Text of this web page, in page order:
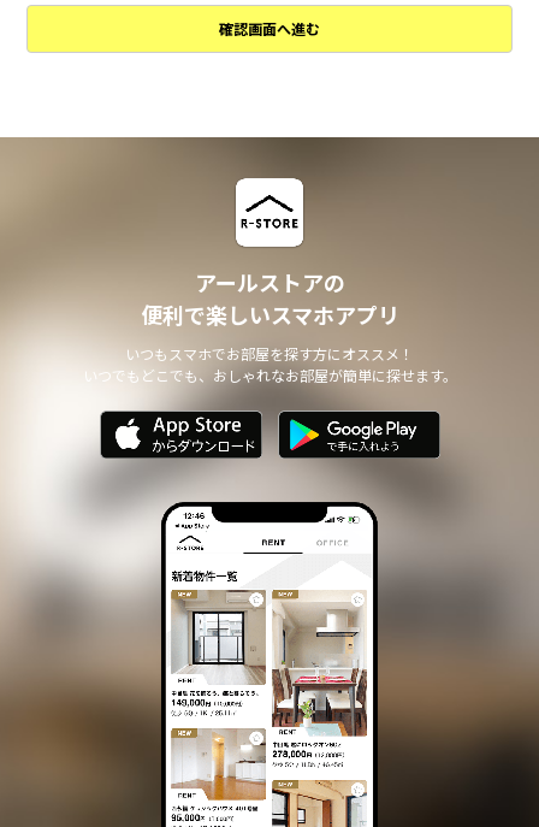
以下に定めのない目的で個人情報を利用する場合、あらかじめご本
からのご連絡の対応
不動産会社との業務における対応
・ 本サイトからのメールマガジンの送信、その他の対応
・ その他、本サイトの不動産物件情報サービスの提供のために必
個人情報の安全管理について
本サイトは、取り扱う個人情報の漏洩、滅失またはき損の防止その
他の個人情報の安全管理のために必要かつ適切な措置を講じます。
個人情報の委託について
する場合は、当該第三者について厳正な調査を行い、 取り扱いを
委託された個人情報の安全管理が図られるよう当該第三者に対する
また、コンサルティング、プライバシーマーク申請、ISMS申請業務
におきまして第三者と共同して業務を遂行する場合に 個人情報の
取り扱いを委託する場合 があります。
個人情報の第三者提供について
本サイトは、個人情報保護法等の法令に定めのある場合を除き、
個人情報をあらかじめご本人の同意を得ることなく、第三者に提供
個人情報の開示・訂正等について
本サイトは、ご本人から自己の個人情報についての開示の請求があ
る場合、速やかに開示をいたします。
その際、ご本人であることが確認できない場合 には、開示に応じ
確認画面へ進む
アールストアの
便利で楽しいスマホアプリ
いつもスマホでお部屋を探す方にオススメ！
いつでもどこでも、おしゃれなお部屋が簡単に探せます。